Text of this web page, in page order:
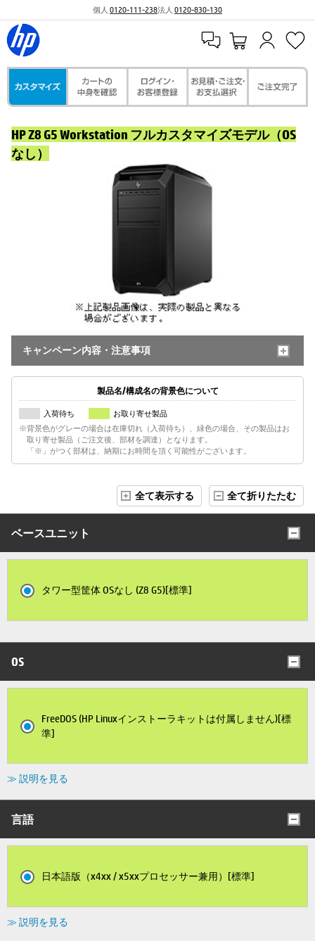
個人 0120-111-238法人 0120-830-130
HP Z8 G5 Workstation フルカスタマイズモデル（OS
なし）
キャンペーン内容・注意事項
製品名/構成名の背景色について
入荷待ち
お取り寄せ製品
※背景色がグレーの場合は在庫切れ（入荷待ち）、緑色の場合、その製品はお
取り寄せ製品（ご注文後、部材を調達）となります。
「※」がつく部材は、納期にお時間を頂く可能性がございます。
全て表示する 全て折りたたむ
ベースユニット
タワー型筐体 OSなし (Z8 G5)[標準]
OS
FreeDOS (HP Linuxインストーラキットは付属しません)[標
準]
≫ 説明を見る
言語
日本語版（x4xx / x5xxプロセッサー兼用）[標準]
≫ 説明を見る